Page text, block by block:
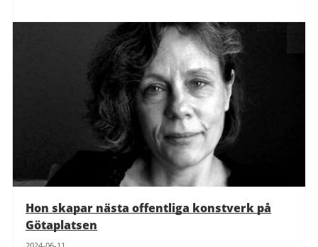
Hon skapar nästa offentliga konstverk på
Götaplatsen